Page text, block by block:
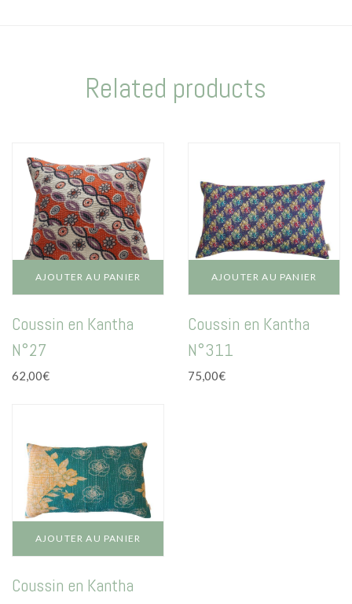
Related products
AJOUTER AU PANIER
Coussin en Kantha
N°27
62,00€
AJOUTER AU PANIER
Coussin en Kantha
N°311
75,00€
AJOUTER AU PANIER
Coussin en Kantha